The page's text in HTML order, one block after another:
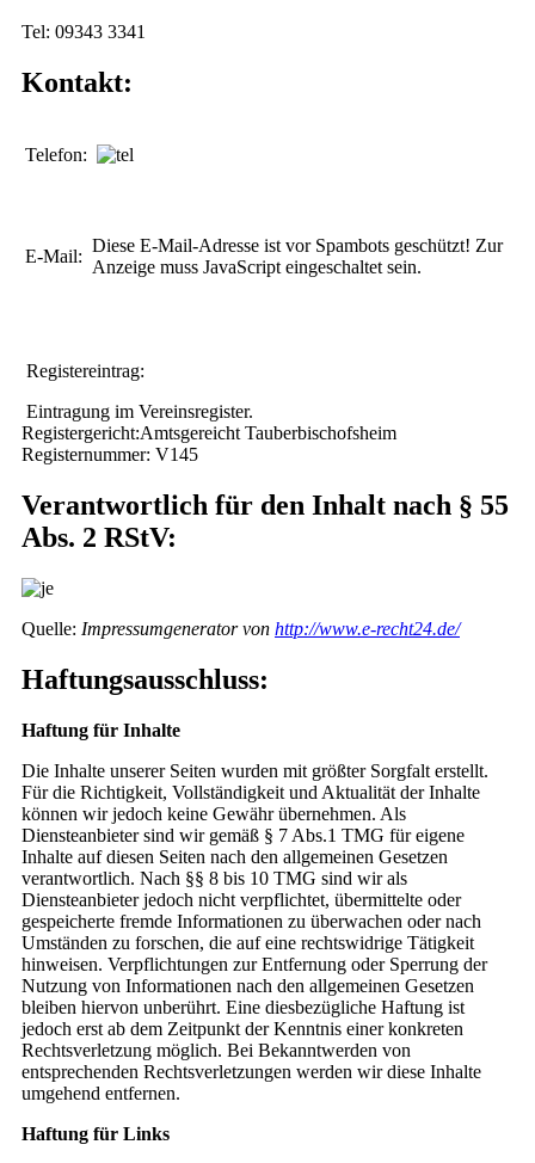
Tel: 09343 3341
Kontakt:
Telefon:
E-Mail:
Diese E-Mail-Adresse ist vor Spambots geschützt! Zur
Anzeige muss JavaScript eingeschaltet sein.
Registereintrag:
Eintragung im Vereinsregister.
Registergericht:Amtsgereicht Tauberbischofsheim
Registernummer: V145
Verantwortlich für den Inhalt nach § 55
Abs. 2 RStV:
Quelle: Impressumgenerator von http://www.e-recht24.de/
Haftungsausschluss:
Haftung für Inhalte
Die Inhalte unserer Seiten wurden mit größter Sorgfalt erstellt.
Für die Richtigkeit, Vollständigkeit und Aktualität der Inhalte
können wir jedoch keine Gewähr übernehmen. Als
Diensteanbieter sind wir gemäß § 7 Abs.1 TMG für eigene
Inhalte auf diesen Seiten nach den allgemeinen Gesetzen
verantwortlich. Nach §§ 8 bis 10 TMG sind wir als
Diensteanbieter jedoch nicht verpflichtet, übermittelte oder
gespeicherte fremde Informationen zu überwachen oder nach
Umständen zu forschen, die auf eine rechtswidrige Tätigkeit
hinweisen. Verpflichtungen zur Entfernung oder Sperrung der
Nutzung von Informationen nach den allgemeinen Gesetzen
bleiben hiervon unberührt. Eine diesbezügliche Haftung ist
jedoch erst ab dem Zeitpunkt der Kenntnis einer konkreten
Rechtsverletzung möglich. Bei Bekanntwerden von
entsprechenden Rechtsverletzungen werden wir diese Inhalte
umgehend entfernen.
Haftung für Links